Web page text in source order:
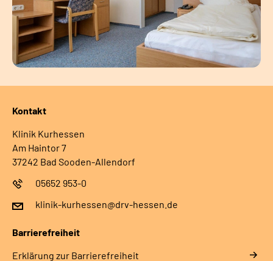
Kontakt
Klinik Kurhessen
Am Haintor 7
37242 Bad Sooden-Allendorf
05652 953-0
klinik-kurhessen@drv-hessen.de
Barrierefreiheit
Erklärung zur Barrierefreiheit